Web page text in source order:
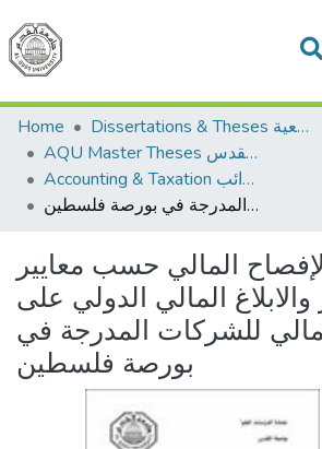
Communities &
All of DSpace
Home
Dissertations & Theses الرسائل الجامعية
AQU Master Theses الرسائل الجامعية الخاصة بجامعة القدس
Accounting & Taxation المحاسبة والضرائب
أثر الإفصاح المالي حسب معايير التقارير والابلاغ المالي الدولي على الأداء المالي للشركات المدرجة في بورصة فلسطين
المالي حسب معايير
والابلاغ المالي الدولي على
للشركات المدرجة في
بورصة فلسطين